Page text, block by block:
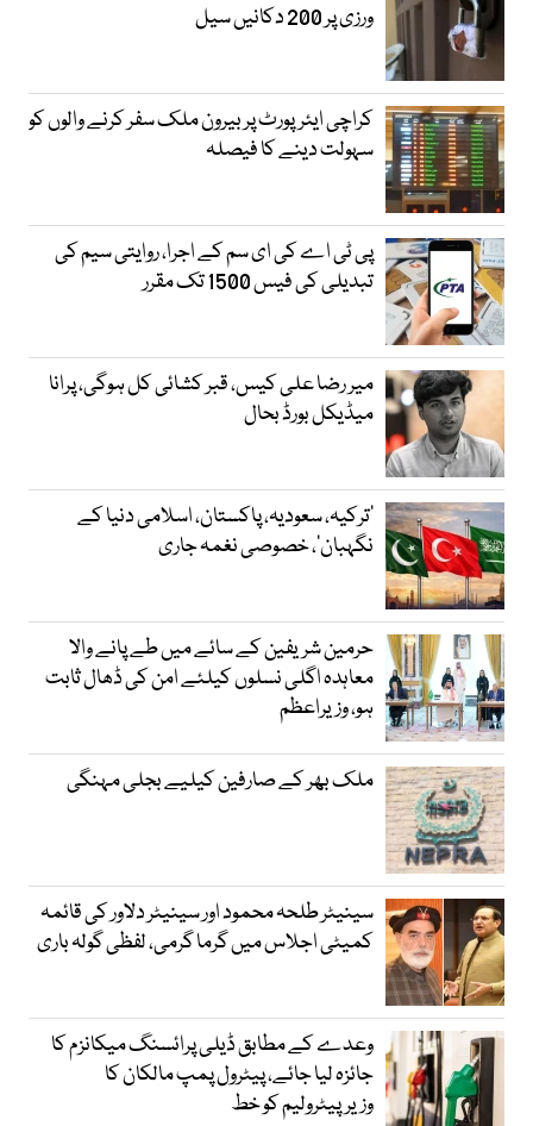
ورزی پر 200 دکانیں سیل
کراچی ایئرپورٹ پر بیرون ملک سفر کرنے والوں کو
سہولت دینے کا فیصلہ
پی ٹی اے کی ای سم کے اجرا، روایتی سیم کی
تبدیلی کی فیس 1500 تک مقرر
میر رضا علی کیس، قبر کشائی کل ہوگی، پرانا
میڈیکل بورڈ بحال
‘ترکیہ، سعودیہ، پاکستان، اسلامی دنیا کے
نگہبان’، خصوصی نغمہ جاری
حرمین شریفین کے سائے میں طے پانے والا
معاہدہ اگلی نسلوں کیلئے امن کی ڈھال ثابت
ہو، وزیراعظم
ملک بھر کے صارفین کیلیے بجلی مہنگی
سینیٹر طلحہ محمود اور سینیٹر دلاور کی قائمہ
کمیٹی اجلاس میں گرما گرمی، لفظی گولہ باری
وعدے کے مطابق ڈیلی پرائسنگ میکانزم کا
جائزہ لیا جائے، پیٹرول پمپ مالکان کا
وزیرپیٹرولیم کو خط